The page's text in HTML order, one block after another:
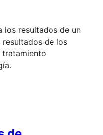
los resultados de un
de los
tratamiento